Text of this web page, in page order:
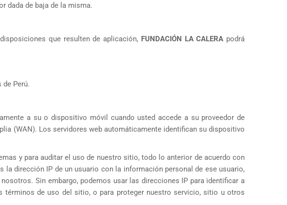
dada de baja de la misma.
que resulten de aplicación, FUNDACIÓN LA CALERA podrá
Perú.
a su o dispositivo móvil cuando usted accede a su proveedor de
(WAN). Los servidores web automáticamente identifican su dispositivo
y para auditar el uso de nuestro sitio, todo lo anterior de acuerdo con
dirección IP de un usuario con la información personal de ese usuario,
Sin embargo, podemos usar las direcciones IP para identificar a
de uso del sitio, o para proteger nuestro servicio, sitio u otros